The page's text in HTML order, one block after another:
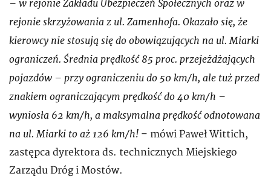
– w rejonie Zakładu Ubezpieczeń Społecznych oraz w
rejonie skrzyżowania z ul. Zamenhofa. Okazało się, że
kierowcy nie stosują się do obowiązujących na ul. Miarki
ograniczeń. Średnia prędkość 85 proc. przejeżdżających
pojazdów – przy ograniczeniu do 50 km/h, ale tuż przed
znakiem ograniczającym prędkość do 40 km/h –
wyniosła 62 km/h, a maksymalna prędkość odnotowana
na ul. Miarki to aż 126 km/h! – mówi Paweł Wittich,
zastępca dyrektora ds. technicznych Miejskiego
Zarządu Dróg i Mostów.